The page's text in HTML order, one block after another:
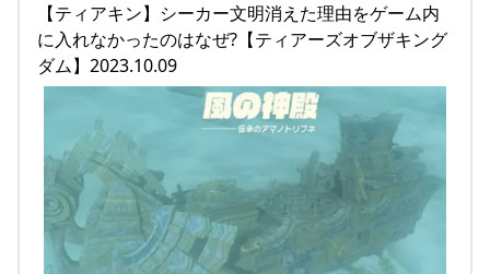
【ティアキン】シーカー文明消えた理由をゲーム内
に入れなかったのはなぜ?【ティアーズオブザキング
ダム】2023.10.09